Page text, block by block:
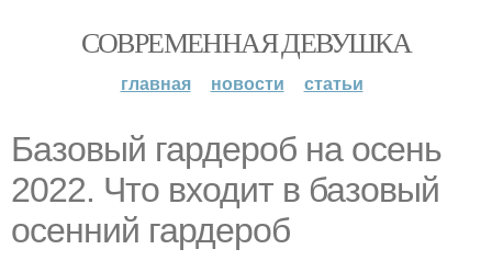
СОВРЕМЕННАЯ ДЕВУШКА
главная новости статьи
Базовый гардероб на осень
2022. Что входит в базовый
осенний гардероб